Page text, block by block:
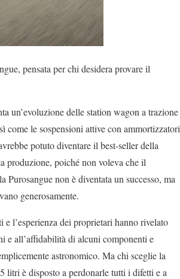
pensata per chi desidera provare il
un’evoluzione delle station wagon a trazione
come le sospensioni attive con ammortizzatori
potuto diventare il best-seller della
produzione, poiché non voleva che il
Purosangue non è diventata un successo, ma
generosamente.
l’esperienza dei proprietari hanno rivelato
e all’affidabilità di alcuni componenti e
astronomico. Ma chi sceglie la
litri è disposto a perdonarle tutti i difetti e a